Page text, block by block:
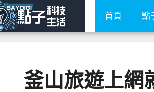
首頁 點
釜山旅遊上網